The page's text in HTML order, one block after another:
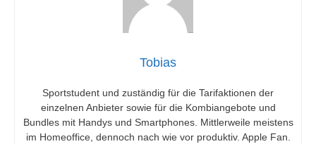
Tobias
Sportstudent und zuständig für die Tarifaktionen der
einzelnen Anbieter sowie für die Kombiangebote und
Bundles mit Handys und Smartphones. Mittlerweile meistens
im Homeoffice, dennoch nach wie vor produktiv. Apple Fan.